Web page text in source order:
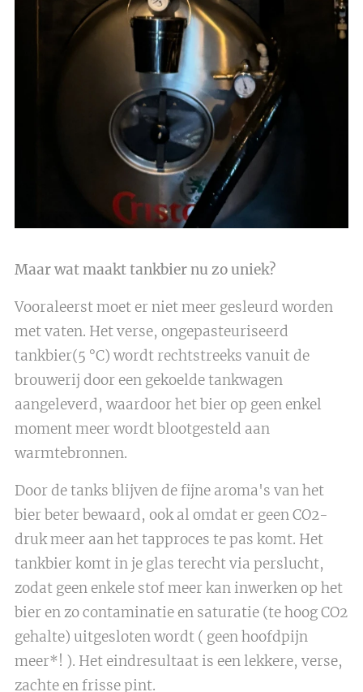
Maar wat maakt tankbier nu zo uniek?
Vooraleerst moet er niet meer gesleurd worden
met vaten. Het verse, ongepasteuriseerd
tankbier(5 °C) wordt rechtstreeks vanuit de
brouwerij door een gekoelde tankwagen
aangeleverd, waardoor het bier op geen enkel
moment meer wordt blootgesteld aan
warmtebronnen.
Door de tanks blijven de fijne aroma's van het
bier beter bewaard, ook al omdat er geen CO2-
druk meer aan het tapproces te pas komt. Het
tankbier komt in je glas terecht via perslucht,
zodat geen enkele stof meer kan inwerken op het
bier en zo contaminatie en saturatie (te hoog CO2
gehalte) uitgesloten wordt ( geen hoofdpijn
meer*! ). Het eindresultaat is een lekkere, verse,
zachte en frisse pint.